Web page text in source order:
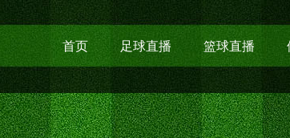
首页 足球直播 篮球直播